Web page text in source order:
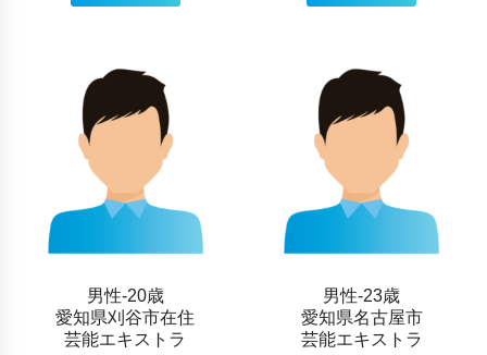
男性-20歳
愛知県刈谷市在住
芸能エキストラ
男性-23歳
愛知県名古屋市
芸能エキストラ